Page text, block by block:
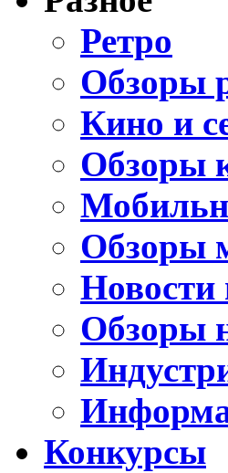
Ретро
Обзоры
Кино и
Обзоры
Обзоры
Новости
Обзоры
Конкурсы